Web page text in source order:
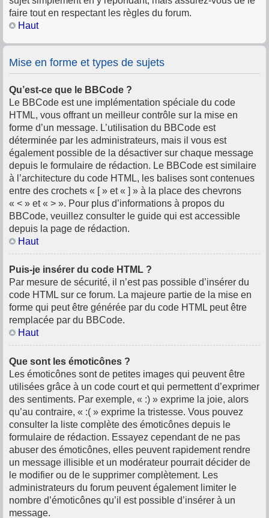
faire tout en respectant les règles du forum.
Haut
Mise en forme et types de sujets
Qu’est-ce que le BBCode ?
Le BBCode est une implémentation spéciale du code
HTML, vous offrant un meilleur contrôle sur la mise en
forme d’un message. L’utilisation du BBCode est
déterminée par les administrateurs, mais il vous est
également possible de la désactiver sur chaque message
depuis le formulaire de rédaction. Le BBCode est similaire
à l’architecture du code HTML, les balises sont contenues
entre des crochets « [ » et « ] » à la place des chevrons
« < » et « > ». Pour plus d’informations à propos du
BBCode, veuillez consulter le guide qui est accessible
depuis la page de rédaction.
Haut
Puis-je insérer du code HTML ?
Par mesure de sécurité, il n’est pas possible d’insérer du
code HTML sur ce forum. La majeure partie de la mise en
forme qui peut être générée par du code HTML peut être
remplacée par du BBCode.
Haut
Que sont les émoticônes ?
Les émoticônes sont de petites images qui peuvent être
utilisées grâce à un code court et qui permettent d’exprimer
des sentiments. Par exemple, « :) » exprime la joie, alors
qu’au contraire, « :( » exprime la tristesse. Vous pouvez
consulter la liste complète des émoticônes depuis le
formulaire de rédaction. Essayez cependant de ne pas
abuser des émoticônes, elles peuvent rapidement rendre
un message illisible et un modérateur pourrait décider de
le modifier ou de le supprimer complètement. Les
administrateurs du forum peuvent également limiter le
nombre d’émoticônes qu’il est possible d’insérer à un
message.